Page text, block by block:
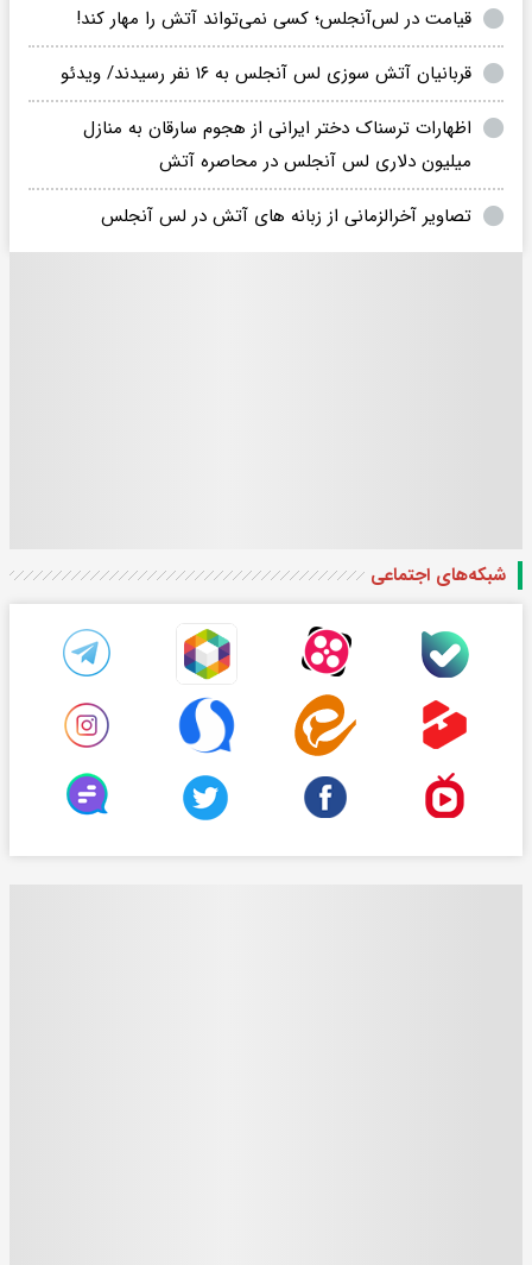
قیامت در لس‌آنجلس؛ کسی نمی‌تواند آتش را مهار کند!
قربانیان آتش سوزی لس آنجلس به ۱۶ نفر رسیدند/ ویدئو
اظهارات ترسناک دختر ایرانی از هجوم سارقان به منازل
میلیون دلاری لس آنجلس در محاصره آتش
تصاویر آخرالزمانی از زبانه های آتش در لس آنجلس
شبکه‌های اجتماعی